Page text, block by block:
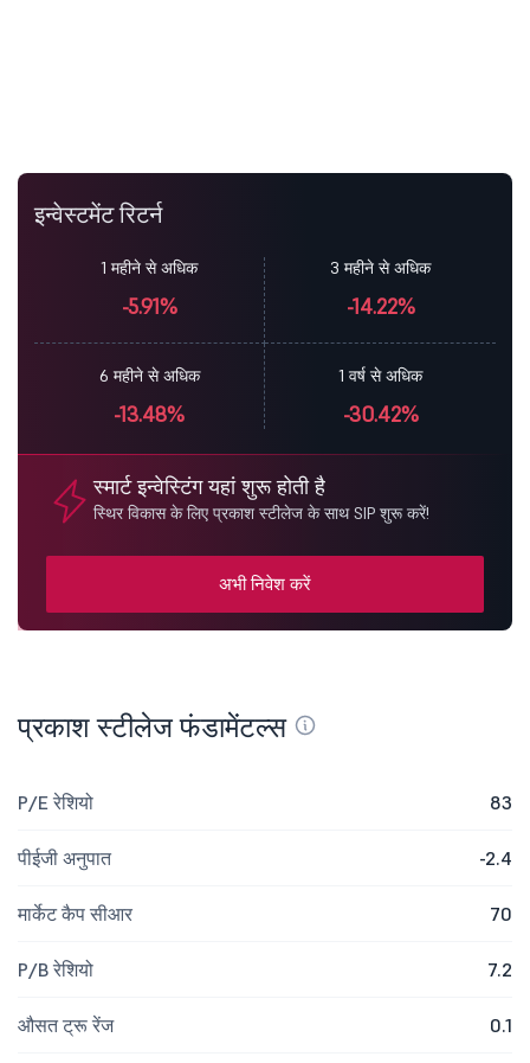
इन्वेस्टमेंट रिटर्न
1 महीने से अधिक
-5.91%
3 महीने से अधिक
-14.22%
6 महीने से अधिक
-13.48%
1 वर्ष से अधिक
-30.42%
स्मार्ट इन्वेस्टिंग यहां शुरू होती है
स्थिर विकास के लिए प्रकाश स्टीलेज के साथ SIP शुरू करें!
अभी निवेश करें
प्रकाश स्टीलेज फंडामेंटल्स
P/E रेशियो 83
पीईजी अनुपात -2.4
मार्केट कैप सीआर 70
P/B रेशियो 7.2
औसत ट्रू रेंज 0.1